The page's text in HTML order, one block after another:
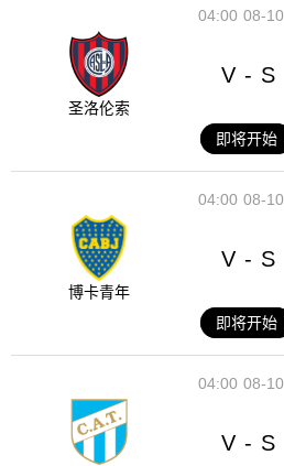
08-10
04:00
圣洛伦索
V - S
即将开始
08-10
04:00
博卡青年
V - S
即将开始
08-10
04:00
V - S